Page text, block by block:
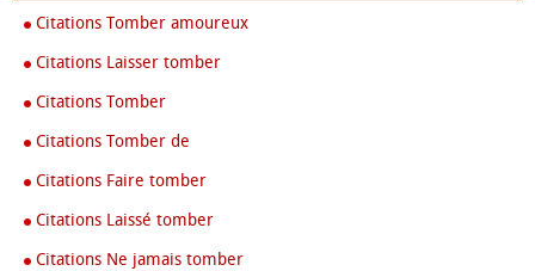
Citations Tomber amoureux
Citations Laisser tomber
Citations Tomber
Citations Tomber de
Citations Faire tomber
Citations Laissé tomber
Citations Ne jamais tomber